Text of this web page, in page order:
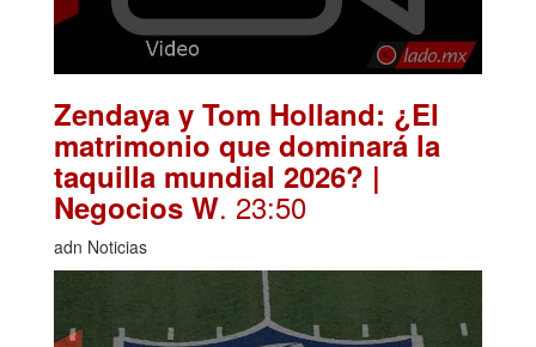
Zendaya y Tom Holland: ¿El
matrimonio que dominará la
taquilla mundial 2026? |
Negocios W. 23:50
adn Noticias